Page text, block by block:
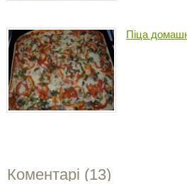
Піца
Коментарі (13)